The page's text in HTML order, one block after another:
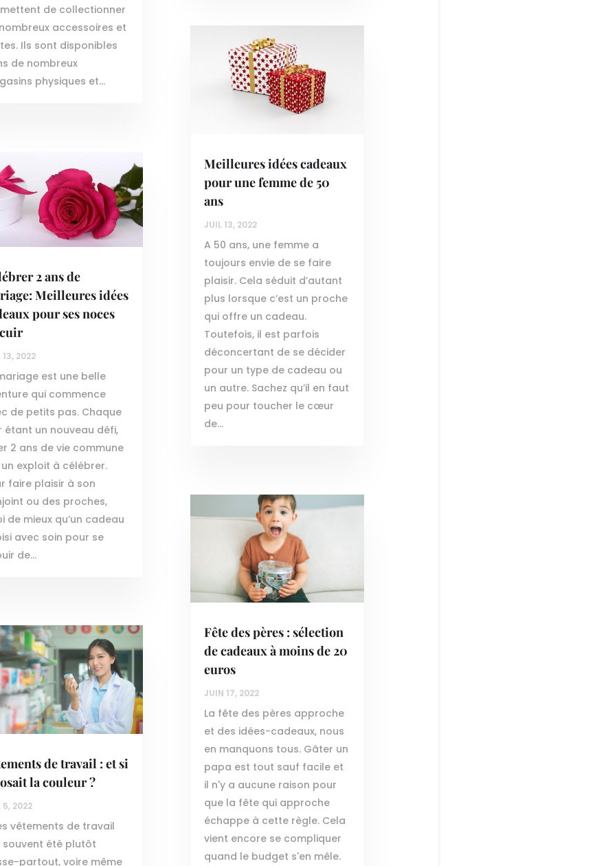
de collectionner
accessoires et
Ils sont disponibles
de nombreux
physiques et...
2 ans de
Meilleures idées
pour ses noces
13, 2022
est une belle
qui commence
de petits pas. Chaque
étant un nouveau défi,
2 ans de vie commune
exploit à célébrer.
faire plaisir à son
ou des proches,
de mieux qu’un cadeau
avec soin pour se
de...
de travail : et si
la couleur ?
5, 2022
vêtements de travail
souvent été plutôt
partout, voire même
Meilleures idées cadeaux
pour une femme de 50
ans
JUIL 13, 2022
A 50 ans, une femme a
toujours envie de se faire
plaisir. Cela séduit d’autant
plus lorsque c’est un proche
qui offre un cadeau.
Toutefois, il est parfois
déconcertant de se décider
pour un type de cadeau ou
un autre. Sachez qu’il en faut
peu pour toucher le cœur
de...
Fête des pères : sélection
de cadeaux à moins de 20
euros
JUIN 17, 2022
La fête des pères approche
et des idées-cadeaux, nous
en manquons tous. Gâter un
papa est tout sauf facile et
il n'y a aucune raison pour
que la fête qui approche
échappe à cette règle. Cela
vient encore se compliquer
quand le budget s'en mêle.